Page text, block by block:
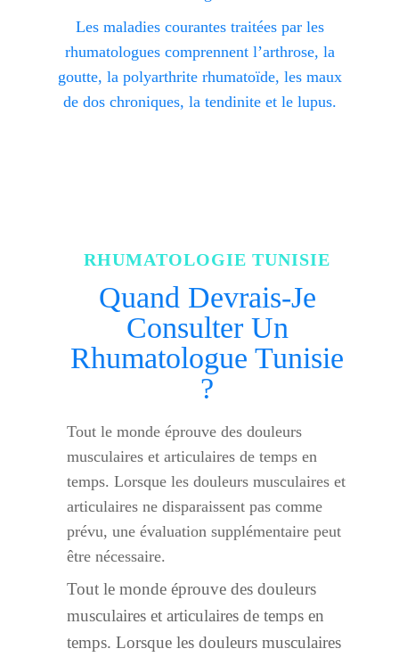
Les maladies courantes traitées par les
rhumatologues comprennent l’arthrose, la
goutte, la polyarthrite rhumatoïde, les maux
de dos chroniques, la tendinite et le lupus.
RHUMATOLOGIE TUNISIE
Quand Devrais-Je
Consulter Un
Rhumatologue Tunisie
?
Tout le monde éprouve des douleurs
musculaires et articulaires de temps en
temps. Lorsque les douleurs musculaires et
articulaires ne disparaissent pas comme
prévu, une évaluation supplémentaire peut
être nécessaire.
Tout le monde éprouve des douleurs
musculaires et articulaires de temps en
temps. Lorsque les douleurs musculaires